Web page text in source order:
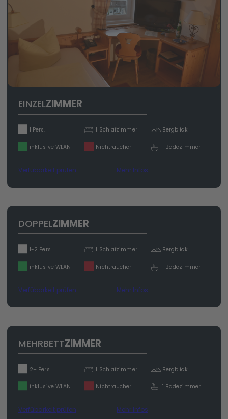
EINZELZIMMER
1 Pers. 1 Schlafzimmer Bergblick
inklusive WLAN Nichtraucher 1 Badezimmer
Verfübarkeit prüfen Mehr Infos
DOPPELZIMMER
1-2 Pers. 1 Schlafzimmer Bergblick
inklusive WLAN Nichtraucher 1 Badezimmer
Verfübarkeit prüfen Mehr Infos
MEHRBETTZIMMER
2+ Pers. 1 Schlafzimmer Bergblick
inklusive WLAN Nichtraucher 1 Badezimmer
Verfübarkeit prüfen Mehr Infos